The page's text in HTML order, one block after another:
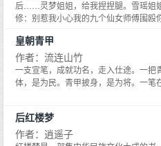
里,只愿为你折腰。小剧场：某日,周乔
的男人撞上。男人见是她,伸手拦住,主
那次的相亲对象刘先生,她一脸歉意,那
的事,是那晚有个疯子不管不顾开车撞过
疯子？男人：就是宋氏集团总裁,宋辰
先婚后爱#男主先动心#排雷：1.年龄差
美3.双洁双处,日更18点4：专栏有先婚
欲大佬】一句话简介：醒来后我和最不
文文案：网上惊爆某男性顶流隐婚,多张
久的佟雪登录小号也加入到了水军中,一
很怕，别把我留在这里可以吗？ 而他，
日也是不想化形的一日= =。 又乖又软
仙/魔尊 【先婚后爱】 排大雷： 1.女主
成。 2.非大女主文！女主不会强悍牛逼
不喜勿入。 3.男主美强惨，有切片，心
男主怎样对女主的都会还回来。文案很
补乱骂。
后……灵梦姐姐，给我捏捏腿。雪瑶
修：别惹我小心我的九个仙女师傅围殴
皇朝青甲
作者：流连山竹
一支宣笔，成就功名，走入仕途。一把
体，是为民。青甲披身，是为将。一笔
后红楼梦
作者：逍遥子